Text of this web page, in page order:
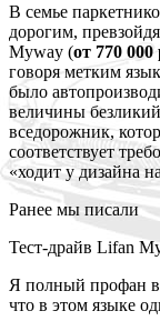
В семье
дорогим,
Myway (от 770 000
говоря метким
было
величины
вседорожник,
соответствует
«ходит у дизайна
Ранее мы писали
Тест-драйв Lifan
Я полный профан в
что в этом языке